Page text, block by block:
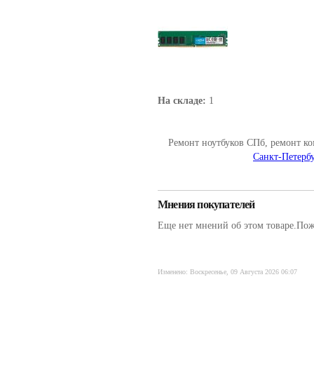
На складе: 1
Ремонт ноутбуков СПб, ремонт
Санкт-
Мнения покупателей
Еще нет мнений об этом
Изменено: Воскресенье, 09 Августа 2026 06:07